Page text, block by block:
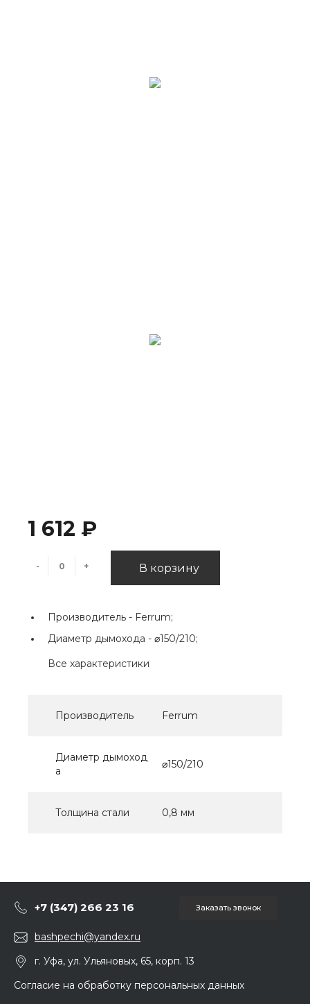
1 612 ₽
- + В корзину
Производитель - Ferrum;
Диаметр дымохода - ⌀150/210;
Все характеристики
Производитель Ferrum
Диаметр дымоход
а
⌀150/210
Толщина стали 0,8 мм
+7 (347) 266 23 16 Заказать звонок
bashpechi@yandex.ru
г. Уфа, ул. Ульяновых, 65, корп. 13
Согласие на обработку персональных данных